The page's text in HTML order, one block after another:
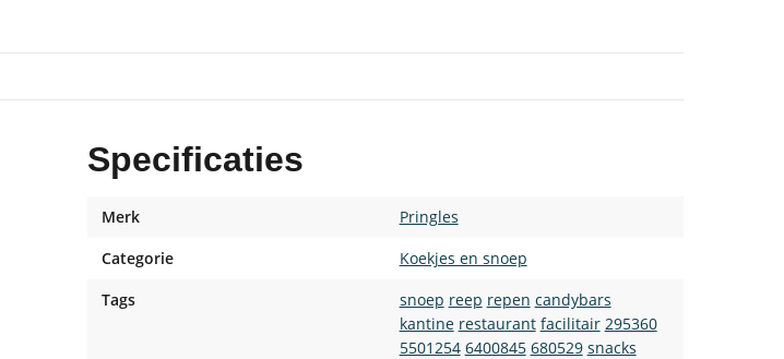
Specificaties
Merk
Pringles
Categorie
Koekjes en snoep
Tags
snoep reep repen candybars
kantine restaurant facilitair 295360
5501254 6400845 680529 snacks